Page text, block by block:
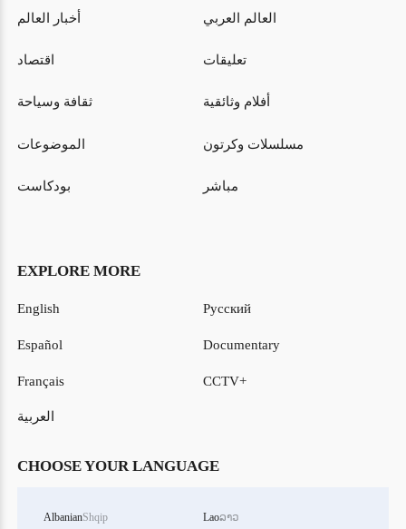
أخبار العالم العالم العربي
اقتصاد تعليقات
ثقافة وسياحة أفلام وثائقية
الموضوعات مسلسلات وكرتون
بودكاست مباشر
EXPLORE MORE
English
Español
Français
العربية
Русский
Documentary
CCTV+
CHOOSE YOUR LANGUAGE
AlbanianShqip Laoລາວ